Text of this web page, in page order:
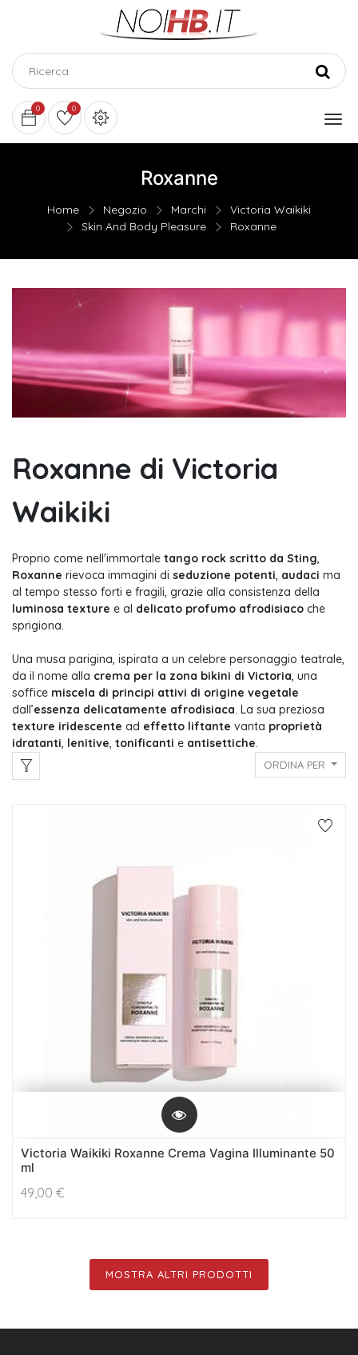
0 0
Roxanne
Home Negozio Marchi
Victoria Waikiki
Skin And Body Pleasure
Roxanne
Roxanne di Victoria
Waikiki
Proprio come nell'immortale tango rock scritto da Sting,
Roxanne rievoca immagini di seduzione potenti, audaci ma
al tempo stesso forti e fragili, grazie alla consistenza della
luminosa texture e al delicato profumo afrodisiaco che
sprigiona.
Una musa parigina, ispirata a un celebre personaggio teatrale,
da il nome alla crema per la zona bikini di Victoria, una
soffice miscela di principi attivi di origine vegetale
dall’essenza delicatamente afrodisiaca. La sua preziosa
texture iridescente ad effetto liftante vanta proprietà
idratanti, lenitive, tonificanti e antisettiche.
ORDINA PER
Victoria Waikiki Roxanne Crema Vagina Illuminante 50
ml
49,00 €
MOSTRA ALTRI PRODOTTI